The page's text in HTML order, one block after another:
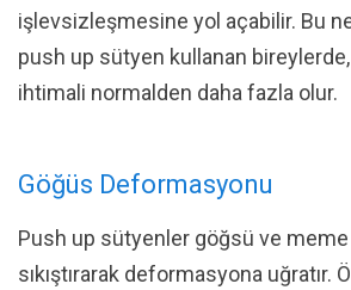
işlevsizleşmesine yol açabilir. Bu
push up sütyen kullanan
ihtimali normalden daha fazla olur.
Göğüs Deformasyonu
Push up sütyenler göğsü ve
sıkıştırarak deformasyona uğratır.